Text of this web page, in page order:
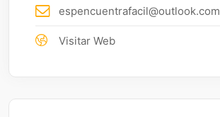
espencuentrafacil@outlook.com
Visitar Web